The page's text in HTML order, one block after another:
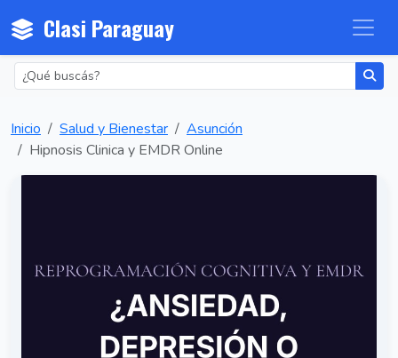
Clasi Paraguay
Inicio Salud y Bienestar
Asunción
Hipnosis Clinica y EMDR Online